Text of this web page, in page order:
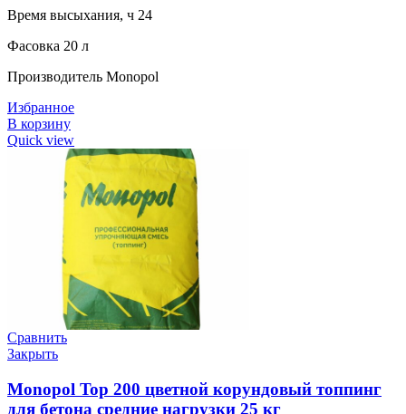
Время высыхания, ч 24
Фасовка 20 л
Производитель Monopol
Избранное
В корзину
Quick view
Сравнить
Закрыть
Monopol Top 200 цветной корундовый топпинг
для бетона средние нагрузки 25 кг